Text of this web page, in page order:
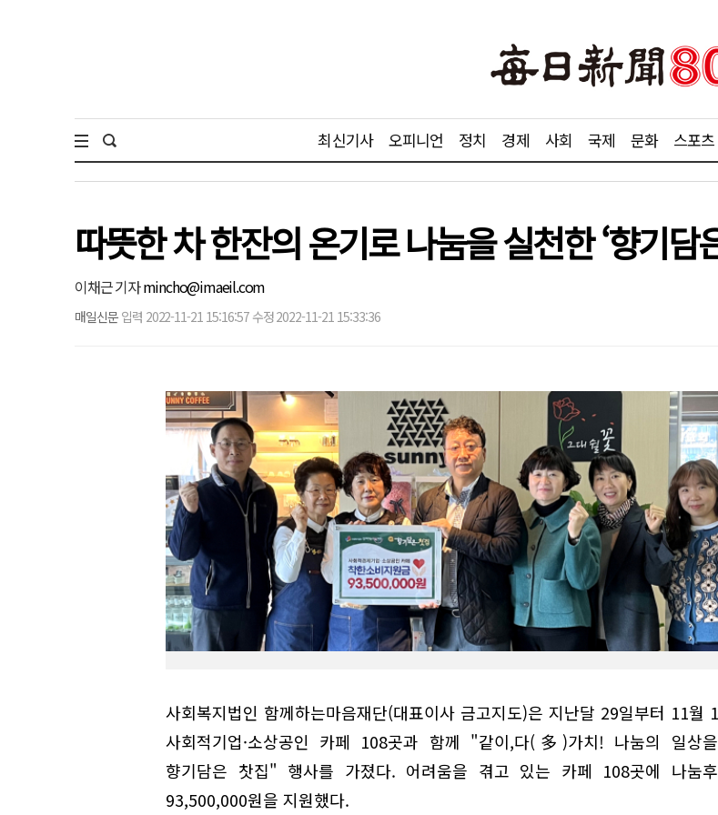
최신기사 오피니언 정치 경제 사회 국제 문화 스포츠
따뜻한 차 한잔의 온기로 나눔을 실천한 ‘향기담
이채근 기자mincho@imaeil.com
매일신문 입력 2022-11-21 15:16:57 수정 2022-11-21 15:33:36
사회복지법인 함께하는마음재단(대표이사 금고지도)은 지난달 29일부터 11월
사회적기업·소상공인 카페 108곳과 함께 "같이,다(多)가치! 나눔의 일상
향기담은 찻집" 행사를 가졌다. 어려움을 겪고 있는 카페 108곳에 나눔
93,500,000원을 지원했다.